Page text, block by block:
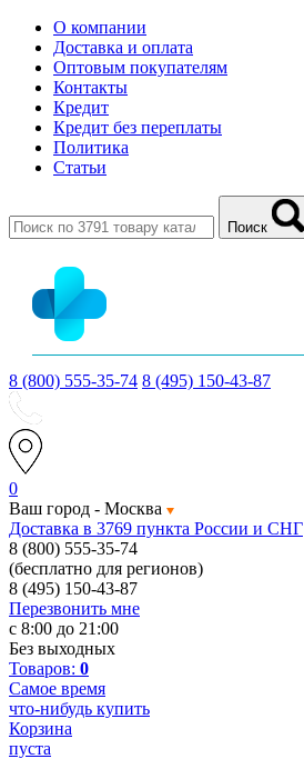
О компании
Доставка и оплата
Оптовым покупателям
Контакты
Кредит
Кредит без переплаты
Политика
Статьи
Поиск
8 (800) 555-35-74 8 (495) 150-43-87
0
Ваш город - Москва
Доставка в 3769 пункта России и СНГ
8 (800) 555-35-74
(бесплатно для регионов)
8 (495) 150-43-87
Перезвонить мне
с 8:00 до 21:00
Без выходных
Товаров: 0
Самое время
что-нибудь купить
Корзина
пуста